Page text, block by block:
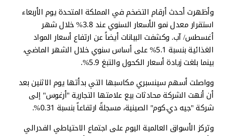
وأظهرت أحدث أرقام التضخم في المملكة المتحدة يوم الأربعاء
استقرار معدل نمو الأسعار السنوي عند 3.8% خلال شهر
أغسطس/ آب. وكشفت البيانات أيضاً عن ارتفاع أسعار المواد
الغذائية بنسبة 5.1% على أساس سنوي خلال الشهر الماضي،
بينما بلغت زيادة أسعار الكحول والتبغ 5.9%.
وواصلت أسهم سينسبري مكاسبها التي بدأتها يوم الاثنين بعد
أن أنهت الشركة محادثات بيع علامتها التجارية "أرغوس" إلى
شركة "جيه دي.كوم" الصينية، مسجلةً ارتفاعاً بنسبة 0.31%.
وتركز الأسواق العالمية اليوم على اجتماع الاحتياطي الفدرالي